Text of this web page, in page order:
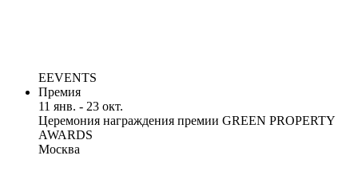
EEVENTS
Премия
11 янв. - 23 окт.
Церемония награждения премии GREEN PROPERTY
AWARDS
Москва